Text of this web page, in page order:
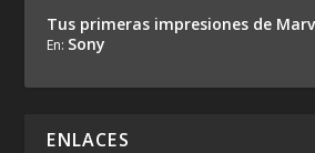
Tus primeras impresiones de
En: Sony
ENLACES